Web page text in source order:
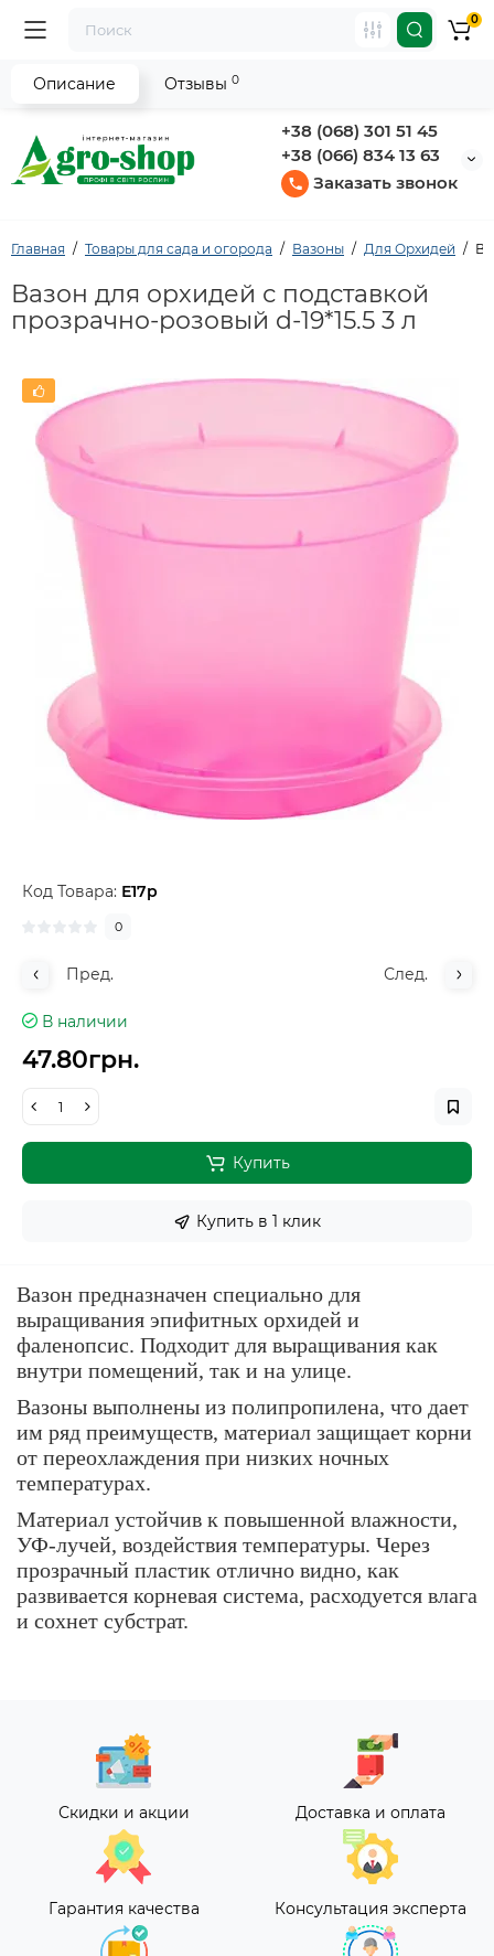
+38 (068) 301 51 45
+38 (066) 834 13 63
Заказать звонок
0
Главная Товары для сада и огорода Вазоны Для Орхидей
Вазон для орхидей с подставкой
прозрачно-розовый d-19*15.5 3 л
Код Товара: Е17р
0
Пред. След.
В наличии
47.80грн.
Купить
Купить в 1 клик
Описание Отзывы 0
Вазон предназначен специально для
выращивания эпифитных орхидей и
фаленопсис. Подходит для выращивания как
внутри помещений, так и на улице.
Вазоны выполнены из полипропилена, что дает
им ряд преимуществ, материал защищает корни
от переохлаждения при низких ночных
температурах.
Материал устойчив к повышенной влажности,
УФ-лучей, воздействия температуры. Через
прозрачный пластик отлично видно, как
развивается корневая система, расходуется влага
и сохнет субстрат.
Скидки и акции Доставка и оплата
Гарантия качества Консультация эксперта